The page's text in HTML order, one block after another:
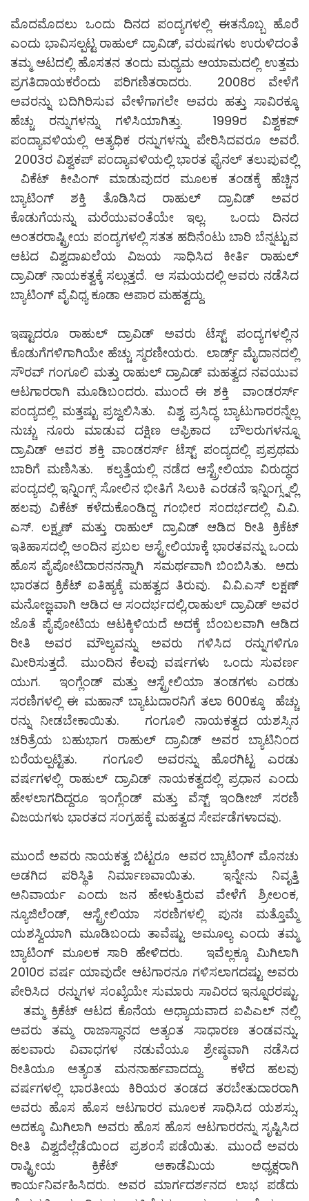
ಮೊದಮೊದಲು ಒಂದು ದಿನದ ಪಂದ್ಯಗಳಲ್ಲಿ ಈತನೊಬ್ಬ ಹೊರೆ
ಎಂದು ಭಾವಿಸಲ್ಪಟ್ಟ ರಾಹುಲ್ ದ್ರಾವಿಡ್, ವರುಷಗಳು ಉರುಳಿದಂತೆ
ತಮ್ಮ ಆಟದಲ್ಲಿ ಹೊಸತನ ತಂದು ಮಧ್ಯಮ ಆಯಾಮದಲ್ಲಿ ಉತ್ತಮ
ಪ್ರಗತಿದಾಯಕರೆಂದು ಪರಿಗಣಿತರಾದರು. 2008ರ ವೇಳೆಗೆ
ಅವರನ್ನು ಬದಿಗಿರಿಸುವ ವೇಳೆಗಾಗಲೇ ಅವರು ಹತ್ತು ಸಾವಿರಕ್ಕೂ
ಹೆಚ್ಚು ರನ್ನುಗಳನ್ನು ಗಳಿಸಿಯಾಗಿತ್ತು. 1999ರ ವಿಶ್ವಕಪ್
ಪಂದ್ಯಾವಳಿಯಲ್ಲಿ ಅತ್ಯಧಿಕ ರನ್ನುಗಳನ್ನು ಪೇರಿಸಿದವರೂ ಅವರೆ.
2003ರ ವಿಶ್ವಕಪ್ ಪಂದ್ಯಾವಳಿಯಲ್ಲಿ ಭಾರತ ಫೈನಲ್ ತಲುಪುವಲ್ಲಿ
ವಿಕೆಟ್ ಕೀಪಿಂಗ್ ಮಾಡುವುದರ ಮೂಲಕ ತಂಡಕ್ಕೆ ಹೆಚ್ಚಿನ
ಬ್ಯಾಟಿಂಗ್ ಶಕ್ತಿ ತೊಡಿಸಿದ ರಾಹುಲ್ ದ್ರಾವಿಡ್ ಅವರ
ಕೊಡುಗೆಯನ್ನು ಮರೆಯುವಂತೆಯೇ ಇಲ್ಲ. ಒಂದು ದಿನದ
ಅಂತರರಾಷ್ಟ್ರೀಯ ಪಂದ್ಯಗಳಲ್ಲಿ ಸತತ ಹದಿನೆಂಟು ಬಾರಿ ಬೆನ್ನಟ್ಟುವ
ಆಟದ ವಿಶ್ವದಾಖಲೆಯ ವಿಜಯ ಸಾಧಿಸಿದ ಕೀರ್ತಿ ರಾಹುಲ್
ದ್ರಾವಿಡ್ ನಾಯಕತ್ವಕ್ಕೆ ಸಲ್ಲುತ್ತದೆ. ಆ ಸಮಯದಲ್ಲಿ ಅವರು ನಡೆಸಿದ
ಬ್ಯಾಟಿಂಗ್ ವೈವಿಧ್ಯ ಕೂಡಾ ಅಪಾರ ಮಹತ್ವದ್ದು.
ಇಷ್ಟಾದರೂ ರಾಹುಲ್ ದ್ರಾವಿಡ್ ಅವರು ಟೆಸ್ಟ್ ಪಂದ್ಯಗಳಲ್ಲಿನ
ಕೊಡುಗೆಗಳಿಗಾಗಿಯೇ ಹೆಚ್ಚು ಸ್ಮರಣೀಯರು. ಲಾರ್ಡ್ಸ್ ಮೈದಾನದಲ್ಲಿ
ಸೌರವ್ ಗಂಗೂಲಿ ಮತ್ತು ರಾಹುಲ್ ದ್ರಾವಿಡ್ ಮಹತ್ವದ ನವಯುವ
ಆಟಗಾರರಾಗಿ ಮೂಡಿಬಂದರು. ಮುಂದೆ ಈ ಶಕ್ತಿ ವಾಂಡರರ್ಸ್
ಪಂದ್ಯದಲ್ಲಿ ಮತ್ತಷ್ಟು ಪ್ರಜ್ವಲಿಸಿತು. ವಿಶ್ವ ಪ್ರಸಿದ್ಧ ಬ್ಯಾಟುಗಾರರನ್ನೆಲ್ಲ
ನುಚ್ಚು ನೂರು ಮಾಡುವ ದಕ್ಷಿಣ ಆಫ್ರಿಕಾದ ಬೌಲರುಗಳನ್ನೂ
ದ್ರಾವಿಡ್ ಅವರ ಶಕ್ತಿ ವಾಂಡರರ್ಸ್ ಟೆಸ್ಟ್ ಪಂದ್ಯದಲ್ಲಿ ಪ್ರಪ್ರಥಮ
ಬಾರಿಗೆ ಮಣಿಸಿತು. ಕಲ್ಕತ್ತೆಯಲ್ಲಿ ನಡೆದ ಆಸ್ಟ್ರೇಲಿಯಾ ವಿರುದ್ಧದ
ಪಂದ್ಯದಲ್ಲಿ ಇನ್ನಿಂಗ್ಸ್ ಸೋಲಿನ ಭೀತಿಗೆ ಸಿಲುಕಿ ಎರಡನೆ ಇನ್ನಿಂಗ್ಸ್ನಲ್ಲಿ
ಹಲವು ವಿಕೆಟ್ ಕಳೆದುಕೊಂಡಿದ್ದ ಗಂಭೀರ ಸಂದರ್ಭದಲ್ಲಿ ವಿ.ವಿ.
ಎಸ್. ಲಕ್ಷ್ಮಣ್ ಮತ್ತು ರಾಹುಲ್ ದ್ರಾವಿಡ್ ಆಡಿದ ರೀತಿ ಕ್ರಿಕೆಟ್
ಇತಿಹಾಸದಲ್ಲಿ ಅಂದಿನ ಪ್ರಬಲ ಆಸ್ಟ್ರೇಲಿಯಾಕ್ಕೆ ಭಾರತವನ್ನು ಒಂದು
ಹೊಸ ಪೈಪೋಟಿದಾರನನನ್ನಾಗಿ ಸಮರ್ಥವಾಗಿ ಬಿಂಬಿಸಿತು. ಅದು
ಭಾರತದ ಕ್ರಿಕೆಟ್ ಐತಿಹ್ಯಕ್ಕೆ ಮಹತ್ವದ ತಿರುವು. ವಿ.ವಿ.ಎಸ್ ಲಕ್ಷಣ್
ಮನೋಜ್ಞವಾಗಿ ಆಡಿದ ಆ ಸಂದರ್ಭದಲ್ಲಿ,ರಾಹುಲ್ ದ್ರಾವಿಡ್ ಅವರ
ಜೊತೆ ಪೈಪೋಟಿಯ ಆಟಕ್ಕಿಳಿಯದೆ ಅದಕ್ಕೆ ಬೆಂಬಲವಾಗಿ ಆಡಿದ
ರೀತಿ ಅವರ ಮೌಲ್ಯವನ್ನು ಅವರು ಗಳಿಸಿದ ರನ್ನುಗಳಿಗೂ
ಮೀರಿಸುತ್ತದೆ. ಮುಂದಿನ ಕೆಲವು ವರ್ಷಗಳು ಒಂದು ಸುವರ್ಣ
ಯುಗ. ಇಂಗ್ಲೆಂಡ್ ಮತ್ತು ಆಸ್ಟ್ರೇಲಿಯಾ ತಂಡಗಳು ಎರಡು
ಸರಣಿಗಳಲ್ಲಿ ಈ ಮಹಾನ್ ಬ್ಯಾಟುದಾರನಿಗೆ ತಲಾ 600ಕ್ಕೂ ಹೆಚ್ಚು
ರನ್ನು ನೀಡಬೇಕಾಯಿತು. ಗಂಗೂಲಿ ನಾಯಕತ್ವದ ಯಶಸ್ಸಿನ
ಚರಿತ್ರೆಯ ಬಹುಭಾಗ ರಾಹುಲ್ ದ್ರಾವಿಡ್ ಅವರ ಬ್ಯಾಟಿನಿಂದ
ಬರೆಯಲ್ಪಟ್ಟಿತು. ಗಂಗೂಲಿ ಅವರನ್ನು ಹೊರಗಿಟ್ಟ ಎರಡು
ವರ್ಷಗಳಲ್ಲಿ ರಾಹುಲ್ ದ್ರಾವಿಡ್ ನಾಯಕತ್ವದಲ್ಲಿ ಪ್ರಧಾನ ಎಂದು
ಹೇಳಲಾಗದಿದ್ದರೂ ಇಂಗ್ಲೆಂಡ್ ಮತ್ತು ವೆಸ್ಟ್ ಇಂಡೀಜ್ ಸರಣಿ
ವಿಜಯಗಳು ಭಾರತದ ಸಂಗ್ರಹಕ್ಕೆ ಮಹತ್ವದ ಸೇರ್ಪಡೆಗಳಾದವು.
ಮುಂದೆ ಅವರು ನಾಯಕತ್ವ ಬಿಟ್ಟರೂ ಅವರ ಬ್ಯಾಟಿಂಗ್ ಮೊನಚು
ಅಡಗಿದ ಪರಿಸ್ಥಿತಿ ನಿರ್ಮಾಣವಾಯಿತು. ಇನ್ನೇನು ನಿವೃತ್ತಿ
ಅನಿವಾರ್ಯ ಎಂದು ಜನ ಹೇಳುತ್ತಿರುವ ವೇಳೆಗೆ ಶ್ರೀಲಂಕ,
ನ್ಯೂಜಿಲೆಂಡ್, ಆಸ್ಟ್ರೇಲಿಯಾ ಸರಣಿಗಳಲ್ಲಿ ಪುನಃ ಮತ್ತೊಮ್ಮೆ
ಯಶಸ್ವಿಯಾಗಿ ಮೂಡಿಬಂದು ತಾವೆಷ್ಟು ಅಮೂಲ್ಯ ಎಂದು ತಮ್ಮ
ಬ್ಯಾಟಿಂಗ್ ಮೂಲಕ ಸಾರಿ ಹೇಳಿದರು. ಇವೆಲ್ಲಕ್ಕೂ ಮಿಗಿಲಾಗಿ
2010ರ ವರ್ಷ ಯಾವುದೇ ಆಟಗಾರನೂ ಗಳಿಸಲಾಗದಷ್ಟು ಅವರು
ಪೇರಿಸಿದ ರನ್ನುಗಳ ಸಂಖ್ಯೆಯೇ ಸುಮಾರು ಸಾವಿರದ ಇನ್ನೂರರಷ್ಟು.
ತಮ್ಮ ಕ್ರಿಕೆಟ್ ಆಟದ ಕೊನೆಯ ಅಧ್ಯಾಯವಾದ ಐಪಿಎಲ್ ನಲ್ಲಿ
ಅವರು ತಮ್ಮ ರಾಜಾಸ್ಥಾನದ ಅತ್ಯಂತ ಸಾಧಾರಣ ತಂಡವನ್ನು,
ಹಲವಾರು ವಿವಾಧಗಳ ನಡುವೆಯೂ ಶ್ರೇಷ್ಠವಾಗಿ ನಡೆಸಿದ
ರೀತಿಯೂ ಅತ್ಯಂತ ಮನನಾರ್ಹವಾದದ್ದು. ಕಳೆದ ಹಲವು
ವರ್ಷಗಳಲ್ಲಿ ಭಾರತೀಯ ಕಿರಿಯರ ತಂಡದ ತರಬೇತುದಾರರಾಗಿ
ಅವರು ಹೊಸ ಹೊಸ ಆಟಗಾರರ ಮೂಲಕ ಸಾಧಿಸಿದ ಯಶಸ್ಸು,
ಅದಕ್ಕೂ ಮಿಗಿಲಾಗಿ ಅವರು ಹೊಸ ಹೊಸ ಆಟಗಾರರನ್ನು ಸೃಷ್ಟಿಸಿದ
ರೀತಿ ವಿಶ್ವದೆಲ್ಲೆಡೆಯಿಂದ ಪ್ರಶಂಸೆ ಪಡೆಯಿತು. ಮುಂದೆ ಅವರು
ರಾಷ್ಟ್ರೀಯ ಕ್ರಿಕೆಟ್ ಅಕಾಡೆಮಿಯ ಅಧ್ಯಕ್ಷರಾಗಿ
ಕಾರ್ಯನಿರ್ವಹಿಸಿದರು. ಅವರ ಮಾರ್ಗದರ್ಶನದ ಲಾಭ ಪಡೆದು